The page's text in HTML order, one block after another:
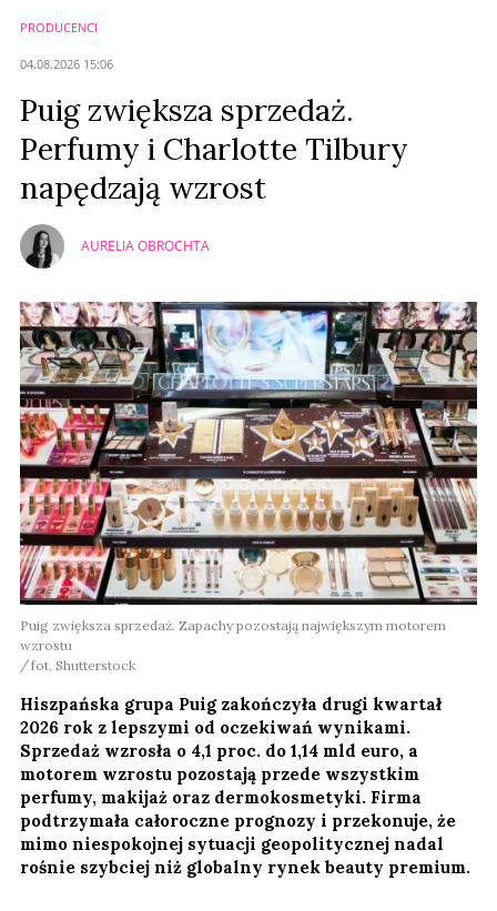
PRODUCENCI
04.08.2026 15:06
Puig zwiększa sprzedaż.
Perfumy i Charlotte Tilbury
napędzają wzrost
AURELIA OBROCHTA
Puig zwiększa sprzedaż. Zapachy pozostają największym motorem
wzrostu
fot. Shutterstock
Hiszpańska grupa Puig zakończyła drugi kwartał
2026 rok z lepszymi od oczekiwań wynikami.
Sprzedaż wzrosła o 4,1 proc. do 1,14 mld euro, a
motorem wzrostu pozostają przede wszystkim
perfumy, makijaż oraz dermokosmetyki. Firma
podtrzymała całoroczne prognozy i przekonuje, że
mimo niespokojnej sytuacji geopolitycznej nadal
rośnie szybciej niż globalny rynek beauty premium.